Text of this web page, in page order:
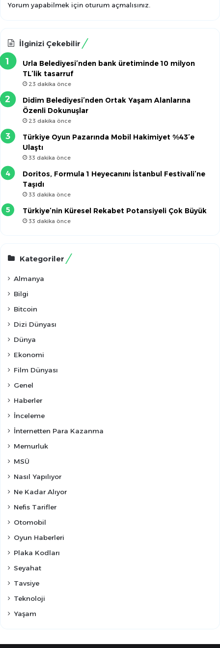
Yorum yapabilmek için oturum açmalısınız.
İlginizi Çekebilir
Urla Belediyesi’nden bank üretiminde 10 milyon
TL’lik tasarruf
23 dakika önce
Didim Belediyesi’nden Ortak Yaşam Alanlarına
Özenli Dokunuşlar
23 dakika önce
Türkiye Oyun Pazarında Mobil Hakimiyet %43’e
Ulaştı
33 dakika önce
Doritos, Formula 1 Heyecanını İstanbul Festivali’ne
Taşıdı
33 dakika önce
Türkiye’nin Küresel Rekabet Potansiyeli Çok Büyük
33 dakika önce
Kategoriler
Almanya
Bilgi
Bitcoin
Dizi Dünyası
Dünya
Ekonomi
Film Dünyası
Genel
Haberler
İnceleme
İnternetten Para Kazanma
Memurluk
MSÜ
Nasıl Yapılıyor
Ne Kadar Alıyor
Nefis Tarifler
Otomobil
Oyun Haberleri
Plaka Kodları
Seyahat
Tavsiye
Teknoloji
Yaşam